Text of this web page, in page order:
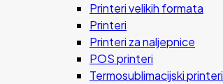
Printeri velikih formata
Printeri
Printeri za naljepnice
POS printeri
Termosublimacijski printeri